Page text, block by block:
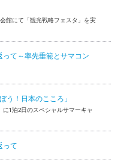
館にて「観光戦略フェスタ」を実
って～率先垂範とサマコン
う！日本のこころ」
に1泊2日のスペシャルサマーキャ
って